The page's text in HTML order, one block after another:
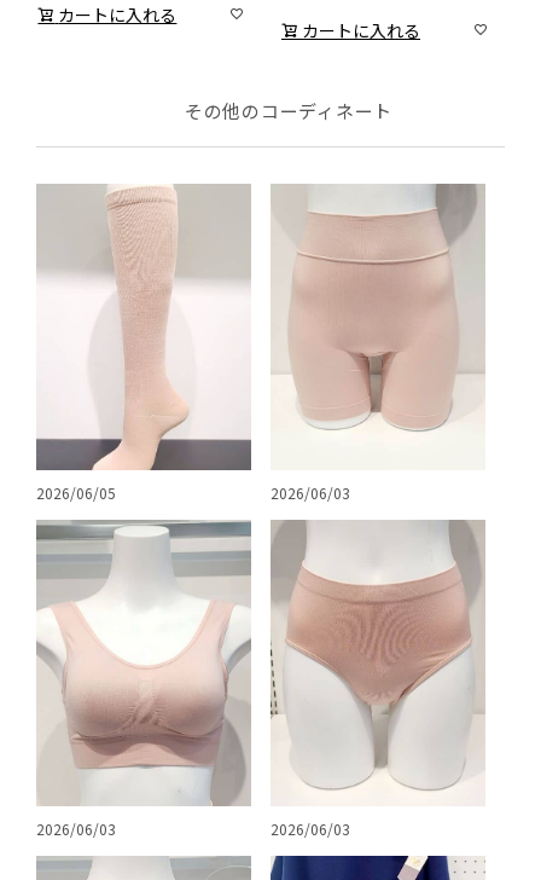
カートに入れる
カートに入れる
その他のコーディネート
2026/06/05 2026/06/03
2026/06/03 2026/06/03